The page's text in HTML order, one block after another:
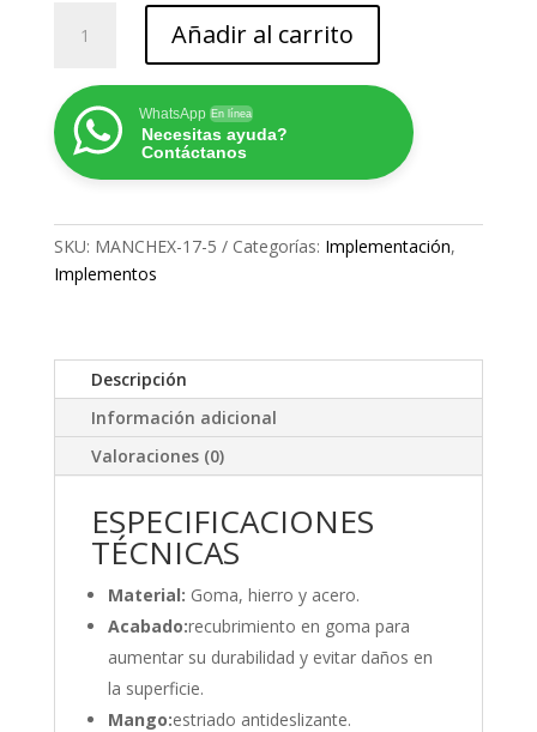
MANCUERNA
HEXAGONAL
17,5
KG
cantidad
Añadir al carrito
WhatsApp En línea
Necesitas ayuda?
Contáctanos
SKU: MANCHEX-17-5 Categorías: Implementación,
Implementos
Descripción
Información adicional
Valoraciones (0)
ESPECIFICACIONES
TÉCNICAS
Material: Goma, hierro y acero.
Acabado:recubrimiento en goma para
aumentar su durabilidad y evitar daños en
la superficie.
Mango:estriado antideslizante.